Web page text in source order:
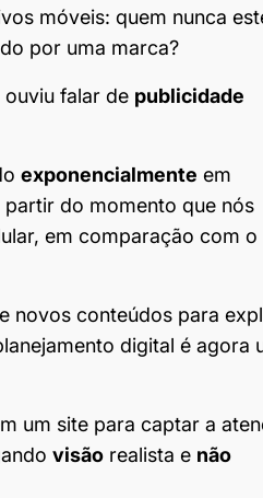
móveis: quem nunca
por uma marca?
falar de publicidade
exponencialmente em
do momento que nós
em comparação com o
novos conteúdos para
digital é agora
um site para captar a
visão realista e não